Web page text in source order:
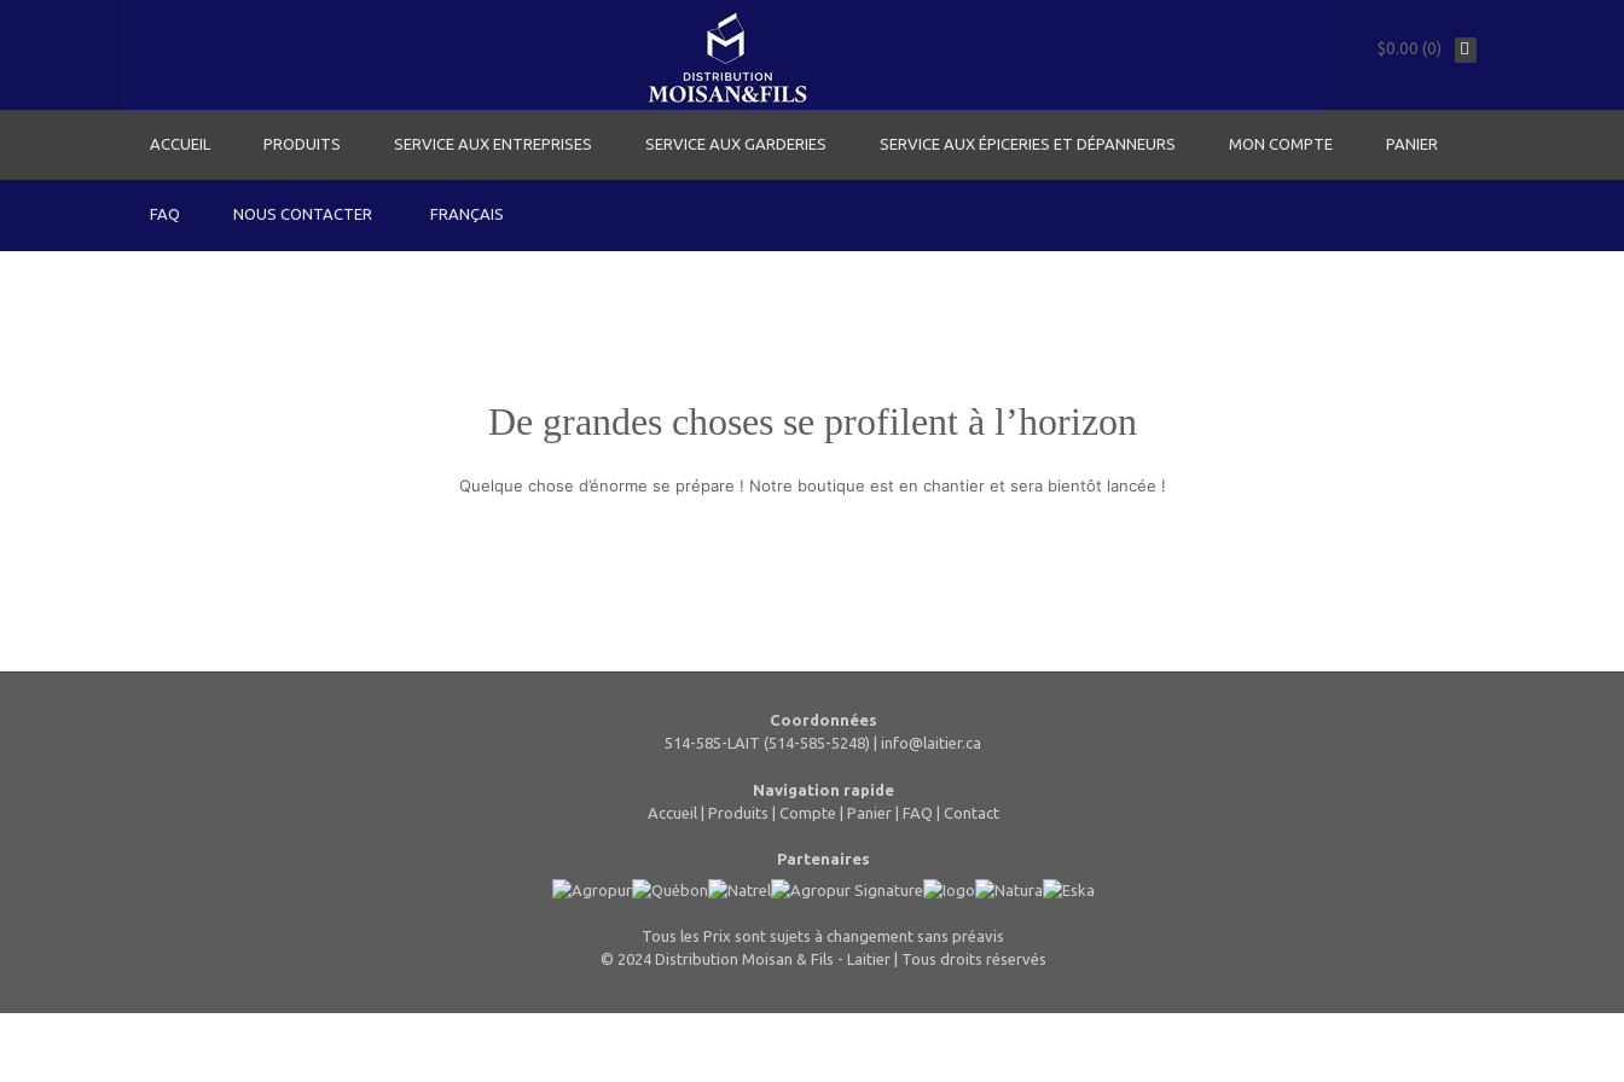
$0.00 (0)
ACCUEIL PRODUITS SERVICE AUX ENTREPRISES SERVICE AUX GARDERIES SERVICE AUX ÉPICERIES ET DÉPANNEURS MON COMPTE PANIER
FAQ NOUS CONTACTER FRANÇAIS
De grandes choses se profilent à l’horizon
Quelque chose d’énorme se prépare ! Notre boutique est en chantier et sera bientôt lancée !
Coordonnées
514-585-LAIT (514-585-5248) | info@laitier.ca
Navigation rapide
Accueil | Produits | Compte | Panier| FAQ | Contact
Partenaires
Tous les Prix sont sujets à changement sans préavis
© 2024 Distribution Moisan & Fils - Laitier | Tous droits réservés